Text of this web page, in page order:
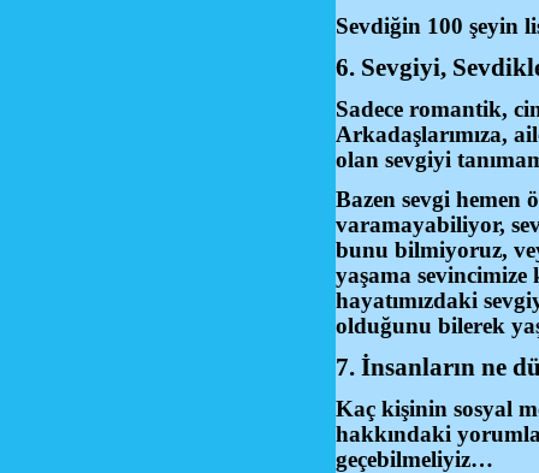
Sevdiğin 100 şeyin
6. Sevgiyi,
Sadece romantik,
Arkadaşlarımıza,
olan sevgiyi
Bazen sevgi hemen
varamayabiliyor,
bunu bilmiyoruz,
yaşama
hayatımızdaki
olduğunu bilerek
7. İnsanların ne
Kaç kişinin sosyal
hakkındaki
geçebilmeliyiz…